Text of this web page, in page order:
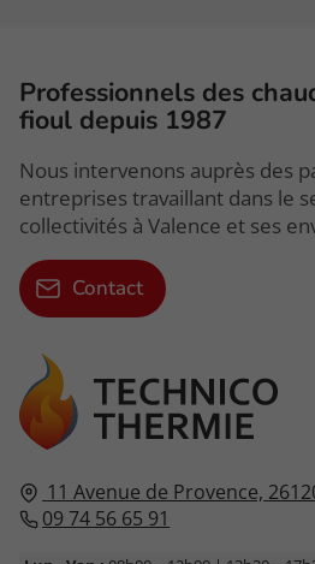
11 Avenue de Provence,
09 74 56 65 91
Professionnels des
fioul depuis 1987
Nous intervenons auprès des
entreprises travaillant dans le
collectivités à Valence et ses
Contact